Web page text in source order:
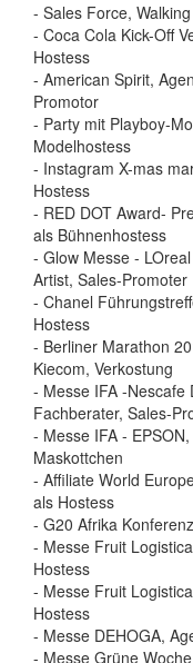
- Sales Force,
- Coca Cola Kick-Off
Hostess
- American Spirit,
Promotor
- Party mit Playboy-
Modelhostess
- Instagram X-mas
Hostess
- RED DOT Award-
als Bühnenhostess
- Glow Messe -
Artist, Sales-Promoter
- Chanel
Hostess
- Berliner Marathon
Kiecom, Verkostung
- Messe IFA -Nescafe
Fachberater, Sales-
- Messe IFA -
Maskottchen
- Affiliate World
als Hostess
- G20 Afrika
- Messe Fruit
Hostess
- Messe Fruit
Hostess
- Messe DEHOGA,
- Messe Grüne